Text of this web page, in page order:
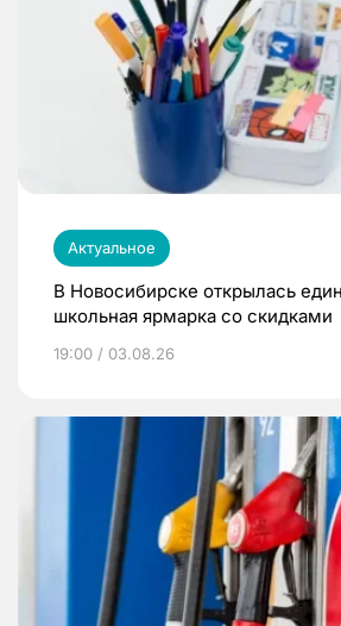
Актуальное
В Новосибирске открылась
школьная ярмарка со скидками
19:00 / 03.08.26